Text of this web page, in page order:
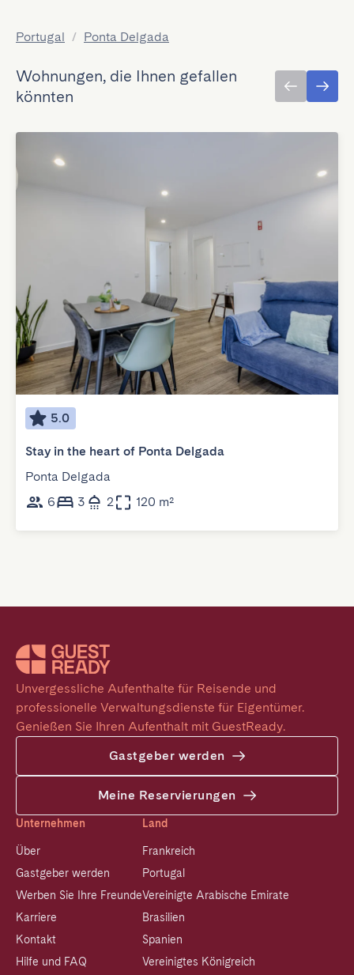
Portugal / Ponta Delgada
Wohnungen, die Ihnen gefallen
könnten
5.0
Stay in the heart of Ponta Delgada
Ponta Delgada
6
3 2 120 m²
Unvergessliche Aufenthalte für Reisende und
professionelle Verwaltungsdienste für Eigentümer.
Genießen Sie Ihren Aufenthalt mit GuestReady.
Gastgeber werden
Meine Reservierungen
Unternehmen
Über
Gastgeber werden
Werben Sie Ihre Freunde
Karriere
Kontakt
Hilfe und FAQ
Land
Frankreich
Portugal
Vereinigte Arabische Emirate
Brasilien
Spanien
Vereinigtes Königreich